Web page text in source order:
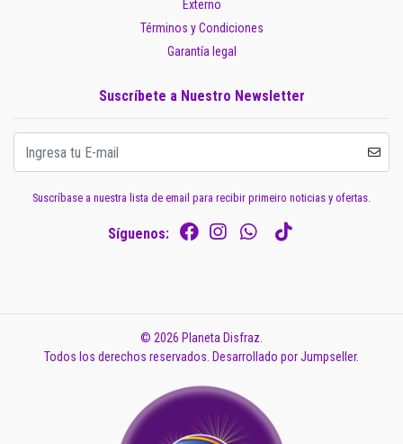
Externo
Términos y Condiciones
Garantía legal
Suscríbete a Nuestro Newsletter
Suscríbase a nuestra lista de email para recibir primeiro noticias y ofertas.
Síguenos:
© 2026 Planeta Disfraz.
Todos los derechos reservados. Desarrollado por Jumpseller.